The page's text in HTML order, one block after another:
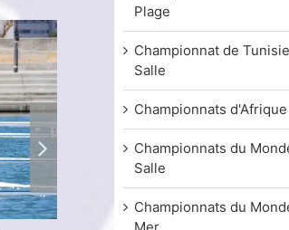
Plage
Championnat de
Salle
Championnats
Championnats du
Salle
Championnats du